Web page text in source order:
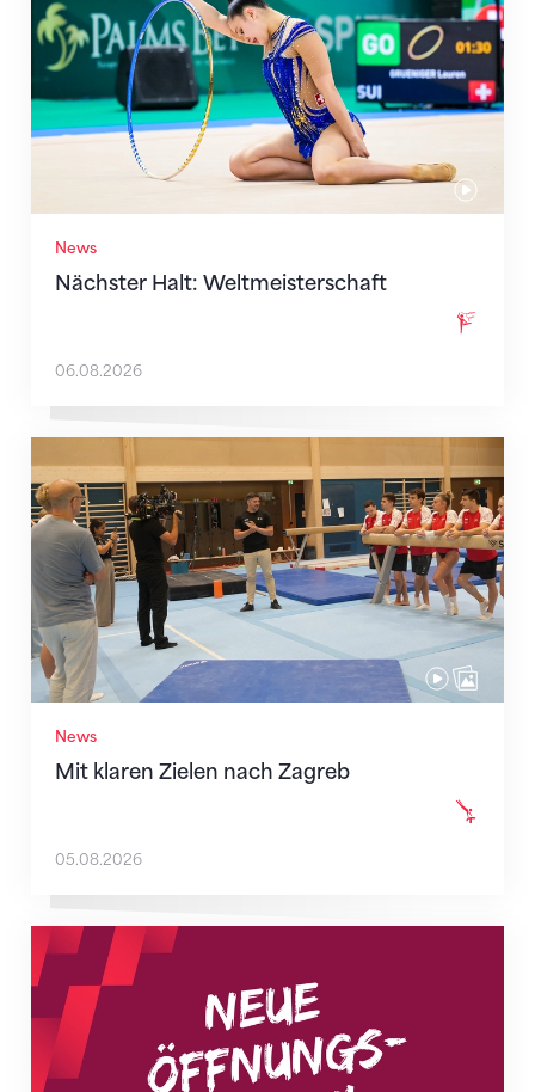
News
Nächster Halt: Weltmeisterschaft
06.08.2026
News
Mit klaren Zielen nach Zagreb
Mit klaren Zielen nach Zagreb
05.08.2026
Neue Empfangszeiten ab 1. August 2026